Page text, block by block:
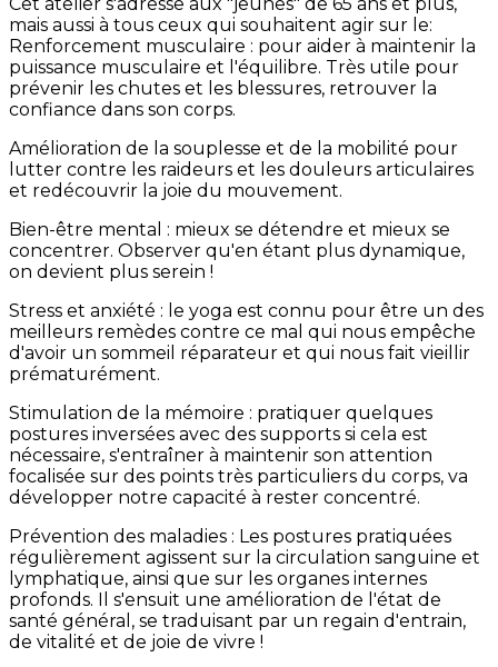
Cet atelier s'adresse aux "jeunes" de 65 ans et plus,
mais aussi à tous ceux qui souhaitent agir sur le:
Renforcement musculaire : pour aider à maintenir la
puissance musculaire et l'équilibre. Très utile pour
prévenir les chutes et les blessures, retrouver la
confiance dans son corps.
Amélioration de la souplesse et de la mobilité pour
lutter contre les raideurs et les douleurs articulaires
et redécouvrir la joie du mouvement.
Bien-être mental : mieux se détendre et mieux se
concentrer. Observer qu'en étant plus dynamique,
on devient plus serein !
Stress et anxiété : le yoga est connu pour être un des
meilleurs remèdes contre ce mal qui nous empêche
d'avoir un sommeil réparateur et qui nous fait vieillir
prématurément.
Stimulation de la mémoire : pratiquer quelques
postures inversées avec des supports si cela est
nécessaire, s'entraîner à maintenir son attention
focalisée sur des points très particuliers du corps, va
développer notre capacité à rester concentré.
Prévention des maladies : Les postures pratiquées
régulièrement agissent sur la circulation sanguine et
lymphatique, ainsi que sur les organes internes
profonds. Il s'ensuit une amélioration de l'état de
santé général, se traduisant par un regain d'entrain,
de vitalité et de joie de vivre !